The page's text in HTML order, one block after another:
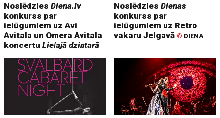
NoslēdziesDiena.lv
konkurss par
ielūgumiem uz Avi
Avitala un Omera Avitala
koncertuLielajā dzintarā
NoslēdziesDienas
konkurss par
ielūgumiem uz Retro
vakaru Jelgavā © DIENA